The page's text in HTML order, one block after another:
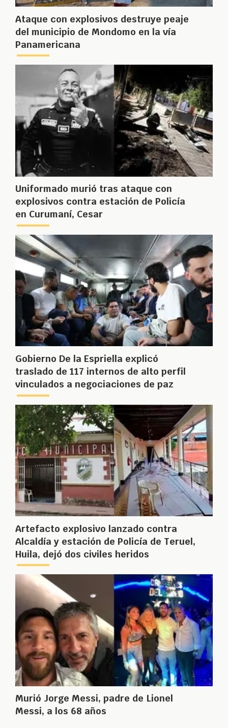
Ataque con explosivos destruye peaje
del municipio de Mondomo en la vía
Panamericana
Uniformado murió tras ataque con
explosivos contra estación de Policía
en Curumaní, Cesar
Gobierno De la Espriella explicó
traslado de 117 internos de alto perfil
vinculados a negociaciones de paz
Artefacto explosivo lanzado contra
Alcaldía y estación de Policía de Teruel,
Huila, dejó dos civiles heridos
Murió Jorge Messi, padre de Lionel
Messi, a los 68 años